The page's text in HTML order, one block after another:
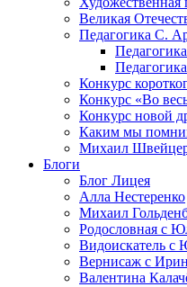
Великая
Педагогика С.
Конкурс
Конкурс «Во
Конкурс новой
Каким мы
Михаил
Блоги
Блог Лицея
Алла Нестеренко
Михаил
Родословная с
Видоискатель
Вернисаж с
Валентина